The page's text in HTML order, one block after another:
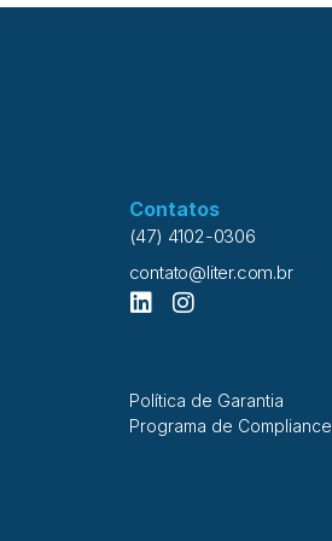
Contatos
(47) 4102-0306
contato@liter.com.br
Política de Garantia
Programa de Compliance